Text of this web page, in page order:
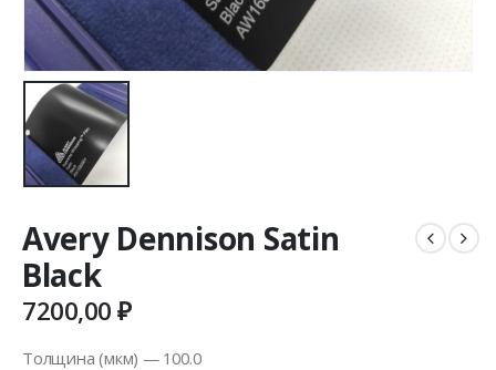
Avery Dennison Satin
Black
7200,00₽
Толщина (мкм) — 100.0